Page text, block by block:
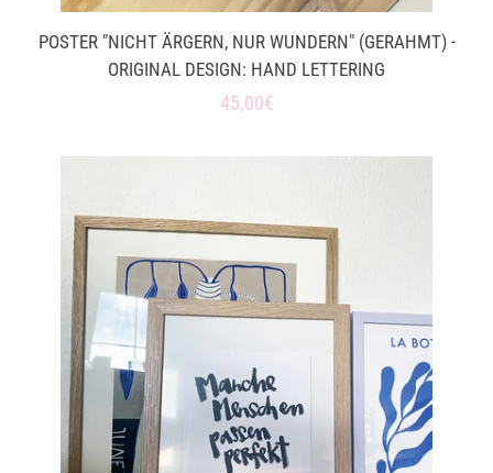
POSTER "NICHT ÄRGERN, NUR WUNDERN" (GERAHMT) -
ORIGINAL DESIGN: HAND LETTERING
Normaler
45,00€